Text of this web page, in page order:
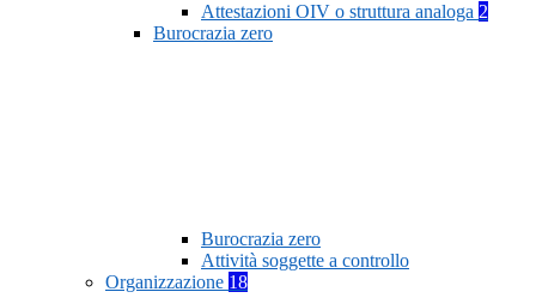
Attestazioni OIV o struttura analoga 2
Burocrazia zero
Burocrazia zero
Attività soggette a controllo
Organizzazione 18